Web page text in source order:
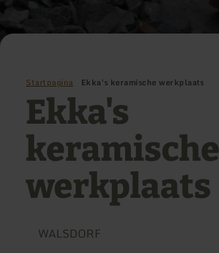
Startpagina Ekka's keramische werkplaats
Ekka's
keramische
werkplaats
WALSDORF